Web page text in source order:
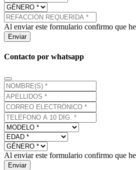
Al enviar este formulario confirmo que
Enviar
Contacto por whatsapp
Al enviar este formulario confirmo que
Enviar